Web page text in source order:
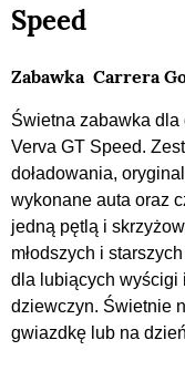
Speed
Zabawka Carrera
Świetna zabawka dla
Verva GT Speed.
doładowania,
wykonane auta oraz
jedną pętlą i
młodszych i
dla lubiących wyścigi
dziewczyn. Świetnie
gwiazdkę lub na